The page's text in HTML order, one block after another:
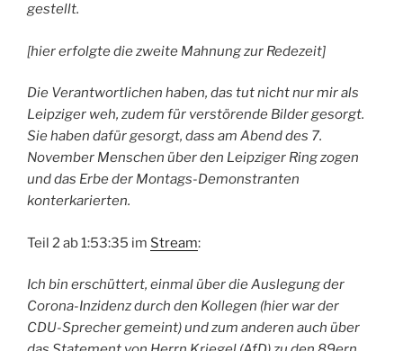
gestellt.
[hier erfolgte die zweite Mahnung zur Redezeit]
Die Verantwortlichen haben, das tut nicht nur mir als
Leipziger weh, zudem für verstörende Bilder gesorgt.
Sie haben dafür gesorgt, dass am Abend des 7.
November Menschen über den Leipziger Ring zogen
und das Erbe der Montags-Demonstranten
konterkarierten.
Teil 2 ab 1:53:35 im Stream:
Ich bin erschüttert, einmal über die Auslegung der
Corona-Inzidenz durch den Kollegen (hier war der
CDU-Sprecher gemeint) und zum anderen auch über